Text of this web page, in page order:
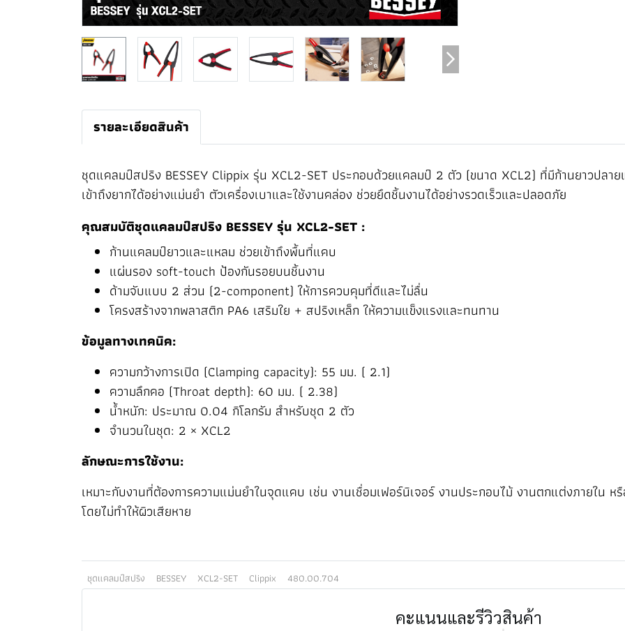
รายละเอียดสินค้า
ชุดแคลมป์สปริง BESSEY Clippix รุ่น XCL2-SET ประกอบด้วยแคลมป์ 2 ตัว (ขนาด XCL2) ที่มีก้านยาวปล
เข้าถึงยากได้อย่างแม่นยำ ตัวเครื่องเบาและใช้งานคล่อง ช่วยยึดชิ้นงานได้อย่างรวดเร็วและปลอดภัย
คุณสมบัติชุดแคลมป์สปริง BESSEY รุ่น XCL2-SET :
ก้านแคลมป์ยาวและแหลม ช่วยเข้าถึงพื้นที่แคบ
แผ่นรอง soft-touch ป้องกันรอยบนชิ้นงาน
ด้ามจับแบบ 2 ส่วน (2-component) ให้การควบคุมที่ดีและไม่ลื่น
โครงสร้างจากพลาสติก PA6 เสริมใย + สปริงเหล็ก ให้ความแข็งแรงและทนทาน
ข้อมูลทางเทคนิค:
ความกว้างการเปิด (Clamping capacity): 55 มม. ( 2.1)
ความลึกคอ (Throat depth): 60 มม. ( 2.38)
น้ำหนัก: ประมาณ 0.04 กิโลกรัม สำหรับชุด 2 ตัว
จำนวนในชุด: 2 × XCL2
ลักษณะการใช้งาน:
เหมาะกับงานที่ต้องการความแม่นยำในจุดแคบ เช่น งานเชื่อมเฟอร์นิเจอร์ งานประกอบไม้ งานตกแต่งภายใน
โดยไม่ทำให้ผิวเสียหาย
ชุดแคลมป์สปริง BESSEY XCL2-SET Clippix 480.00.704
คะแนนและรีวิวสินค้า